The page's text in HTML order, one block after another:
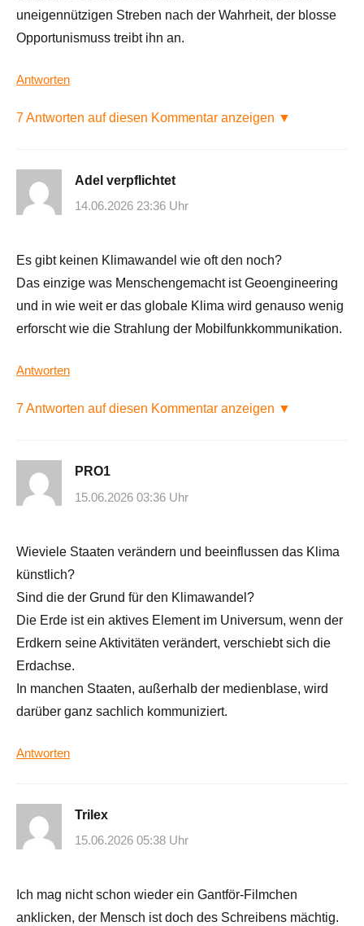
uneigennützigen Streben nach der Wahrheit, der blosse
Opportunismuss treibt ihn an.
Antworten
7 Antworten auf diesen Kommentar anzeigen ▼
Adel verpflichtet
14.06.2026 23:36 Uhr
Es gibt keinen Klimawandel wie oft den noch?
Das einzige was Menschengemacht ist Geoengineering
und in wie weit er das globale Klima wird genauso wenig
erforscht wie die Strahlung der Mobilfunkkommunikation.
Antworten
7 Antworten auf diesen Kommentar anzeigen ▼
PRO1
15.06.2026 03:36 Uhr
Wieviele Staaten verändern und beeinflussen das Klima
künstlich?
Sind die der Grund für den Klimawandel?
Die Erde ist ein aktives Element im Universum, wenn der
Erdkern seine Aktivitäten verändert, verschiebt sich die
Erdachse.
In manchen Staaten, außerhalb der medienblase, wird
darüber ganz sachlich kommuniziert.
Antworten
Trilex
15.06.2026 05:38 Uhr
Ich mag nicht schon wieder ein Gantför-Filmchen
anklicken, der Mensch ist doch des Schreibens mächtig.